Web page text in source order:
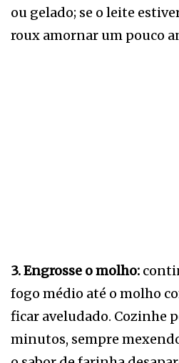
ou gelado; se o leite
roux amornar um pouco
3. Engrosse o molho:
fogo médio até o molho
ficar aveludado. Cozinhe
minutos, sempre